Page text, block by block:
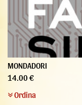
MONDADORI
14.00 €
Ordina